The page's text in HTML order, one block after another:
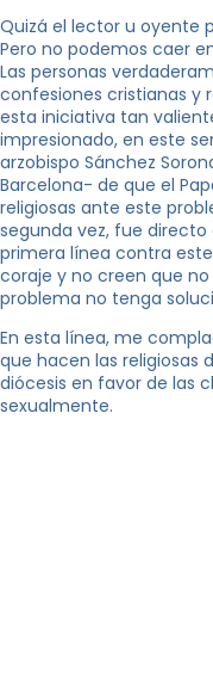
Quizá el lector u oyente
Pero no podemos caer
Las personas
confesiones cristianas y
esta iniciativa tan
impresionado, en este
arzobispo Sánchez
Barcelona- de que el
religiosas ante este
segunda vez, fue directo
primera línea contra
coraje y no creen que
problema no tenga
En esta línea, me
que hacen las religiosas
diócesis en favor de las
sexualmente.